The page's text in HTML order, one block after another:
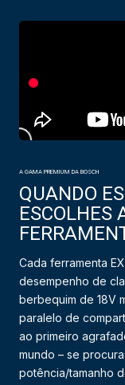
A GAMA PREMIUM DA BOSCH
QUANDO
ESCOLHES
Cada ferramenta
desempenho de
berbequim de 18V
paralelo de
ao primeiro
mundo – se
potência/tamanho